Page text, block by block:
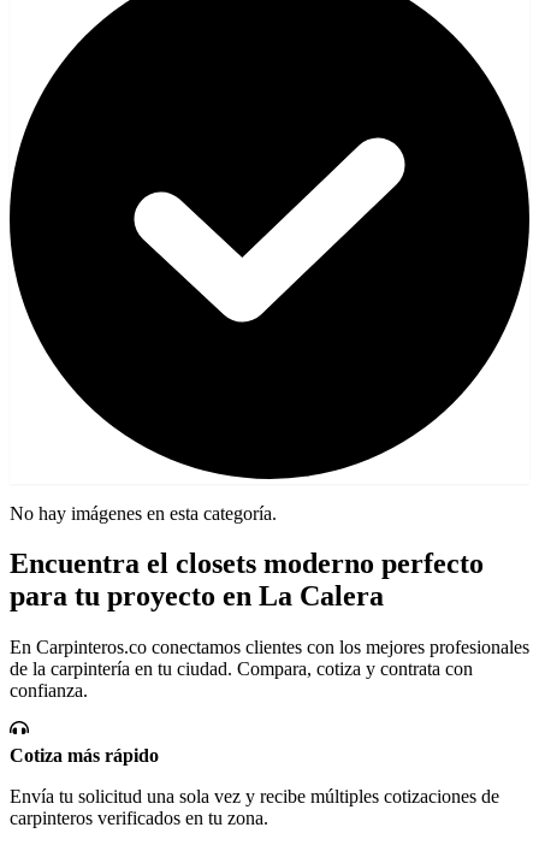
No hay imágenes en esta categoría.
Encuentra el closets moderno perfecto
para tu proyecto en La Calera
En Carpinteros.co conectamos clientes con los mejores profesionales
de la carpintería en tu ciudad. Compara, cotiza y contrata con
confianza.
Cotiza más rápido
Envía tu solicitud una sola vez y recibe múltiples cotizaciones de
carpinteros verificados en tu zona.